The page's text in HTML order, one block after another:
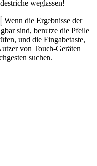
weglassen!
Wenn die Ergebnisse der
sind, benutze die Pfeile
und die Eingabetaste,
von Touch-Geräten
suchen.